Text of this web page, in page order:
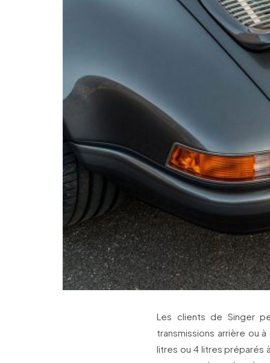
Les clients de Singer
transmissions arrière ou
litres ou 4 litres préparés